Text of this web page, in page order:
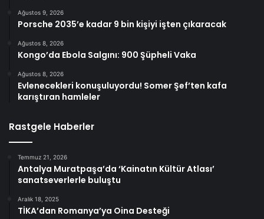
Ağustos 9, 2026
Porsche 2035’e kadar 9 bin kişiyi işten çıkaracak
Ağustos 8, 2026
Kongo’da Ebola Salgını: 900 Şüpheli Vaka
Ağustos 8, 2026
Evlenecekleri konuşuluyordu! Somer Şef’ten kafa
karıştıran hamleler
Rastgele Haberler
Temmuz 21, 2026
Antalya Muratpaşa’da ‘Kainatın Kültür Atlası’
sanatseverlerle buluştu
Aralık 18, 2025
TİKA’dan Romanya’ya Oina Desteği